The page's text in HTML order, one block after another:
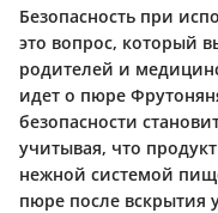
Безопасность при
это вопрос, который
родителей и
идет о пюре
безопасности
учитывая, что
нежной системой
пюре после вскрытия